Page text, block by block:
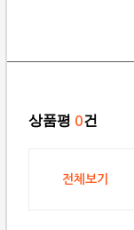
상품평 0건
전체보기